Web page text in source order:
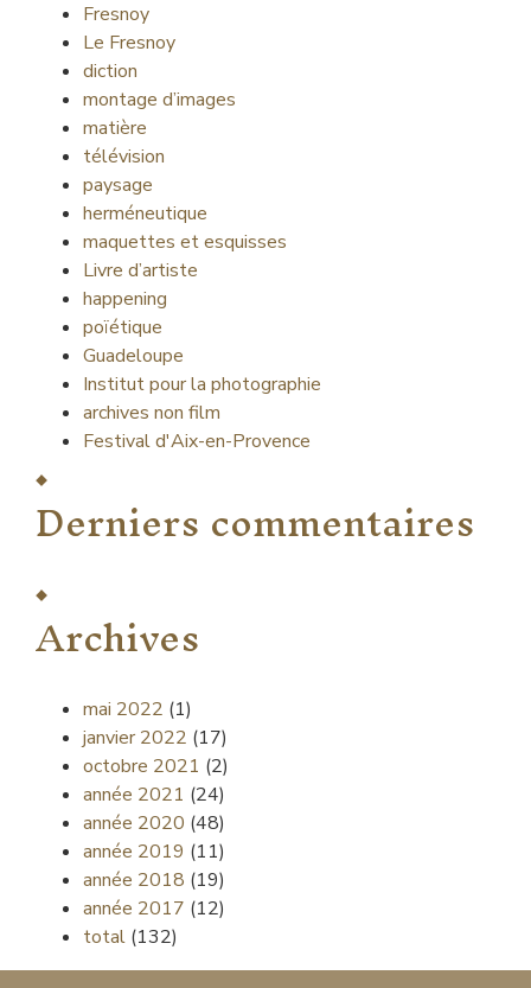
Fresnoy
Le Fresnoy
diction
montage d’images
matière
télévision
paysage
herméneutique
maquettes et esquisses
Livre d’artiste
happening
poïétique
Guadeloupe
Institut pour la photographie
archives non film
Festival d'Aix-en-Provence
Derniers commentaires
Archives
mai 2022 (1)
janvier 2022 (17)
octobre 2021 (2)
année 2021 (24)
année 2020 (48)
année 2019 (11)
année 2018 (19)
année 2017 (12)
total (132)